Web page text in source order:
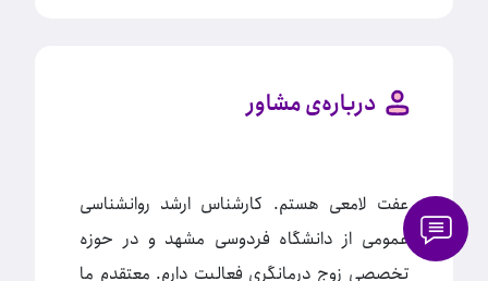
درباره‌ی مشاور
عفت لامعی هستم. کارشناس ارشد روانشناسی
عمومی از دانشگاه فردوسی مشهد و در حوزه
تخصصی زوج درمانگری فعالیت دارم. معتقدم ما